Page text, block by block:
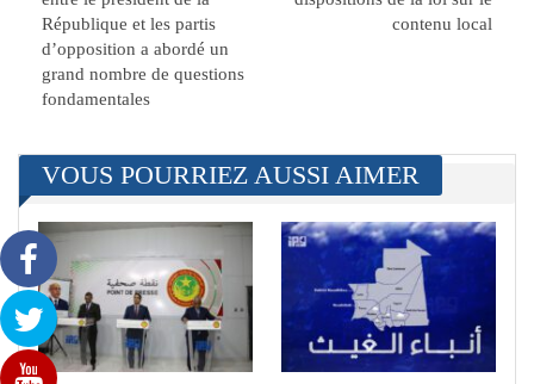
République et les partis
d’opposition a abordé un
grand nombre de questions
fondamentales
contenu local
VOUS POURRIEZ AUSSI AIMER